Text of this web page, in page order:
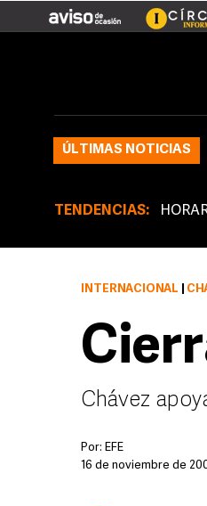
ÚLTIMAS NOTICIAS
TENDENCIAS:
INTERNACIONAL
Chávez
Por: EFE
16 de noviembre de